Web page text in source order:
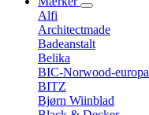
Alfi
Architectmade
Badeanstalt
Belika
BIC-Norwood-europa
BITZ
Bjørn Wiinblad